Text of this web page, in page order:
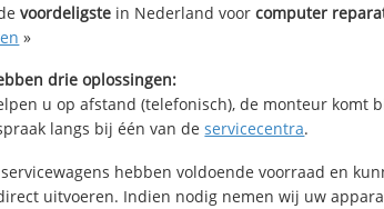
voordeligste in Nederland voorcomputer
»
drie oplossingen:
u op afstand (telefonisch), de monteur komt
langs bij één van deservicecentra.
hebben voldoende voorraad en
uitvoeren. Indien nodig nemen wij uw